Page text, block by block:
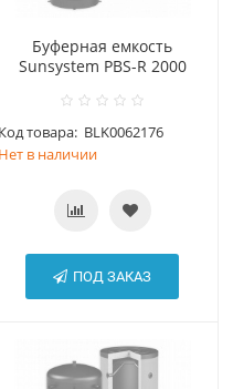
Буферная емкость
Sunsystem PBS-R 2000
Код товара: BLK0062176
Нет в наличии
ПОД ЗАКАЗ